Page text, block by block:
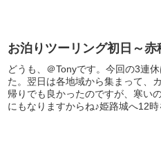
お泊りツーリング初日～赤
どうも、＠Tonyです。今回の3連
た。翌日は各地域から集まって、
帰りでも良かったのですが、寒い
にもなりますからね♪姫路城へ12時